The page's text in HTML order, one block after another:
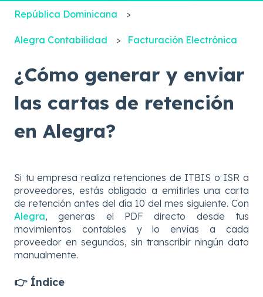
República Dominicana
Alegra Contabilidad Facturación Electrónica
¿Cómo generar y enviar
las cartas de retención
en Alegra?
Si tu empresa realiza retenciones de ITBIS o ISR a
proveedores, estás obligado a emitirles una carta
de retención antes del día 10 del mes siguiente. Con
Alegra, generas el PDF directo desde tus
movimientos contables y lo envías a cada
proveedor en segundos, sin transcribir ningún dato
manualmente.
👉 Índice